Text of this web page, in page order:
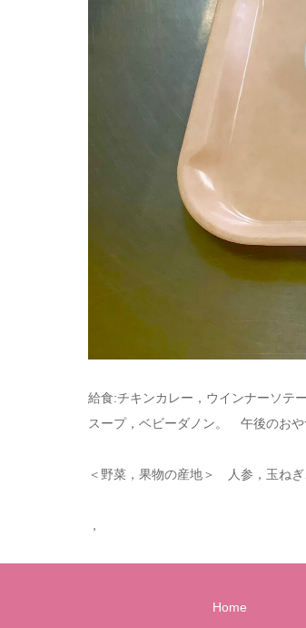
給食:チキンカレー，ウインナーソテ
スープ，ベビーダノン。 午後のおや
＜野菜，果物の産地＞ 人参，玉ね
，
Home